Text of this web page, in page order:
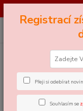
+420 605 858 888
Registrací
Přeji si odebírat
Souhlasím se